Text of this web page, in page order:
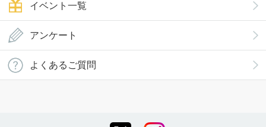
イベント一覧
アンケート
よくあるご質問